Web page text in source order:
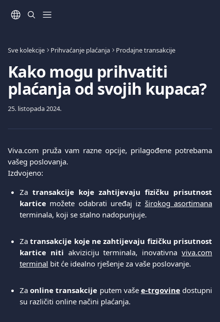
Sve kolekcije Prihvaćanje plaćanja Prodajne transakcije
Kako mogu prihvatiti
plaćanja od svojih kupaca?
25. listopada 2024.
Viva.com pruža vam razne opcije, prilagođene potrebama
vašeg poslovanja.
Izdvojeno:
Za transakcije koje zahtijevaju fizičku prisutnost
kartice možete odabrati uređaj iz širokog asortimana
terminala, koji se stalno nadopunjuje.
Zatransakcije koje ne zahtijevaju fizičku prisutnost
kartice niti akviziciju terminala, inovativnaviva.com
terminal bit će idealno rješenje za vaše poslovanje.
Zaonline transakcije putem vaše e-trgovinedostupni
su različiti online načini plaćanja.